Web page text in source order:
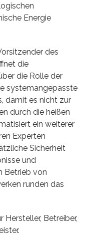
Energie
des
die
die Rolle der
systemangepasste
damit es nicht zur
durch die heißen
ein weiterer
Experten
Sicherheit
und
Betrieb von
runden das
Hersteller, Betreiber,